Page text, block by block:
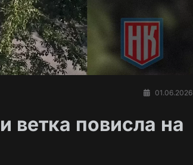
01.06.2026
ветка повисла на